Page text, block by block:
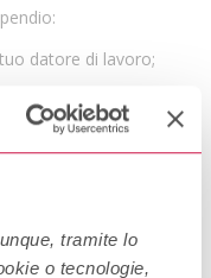
tramite lo
o tecnologie,
datore di lavoro;
che lavora
stipendio orario.
devi moltiplicare la